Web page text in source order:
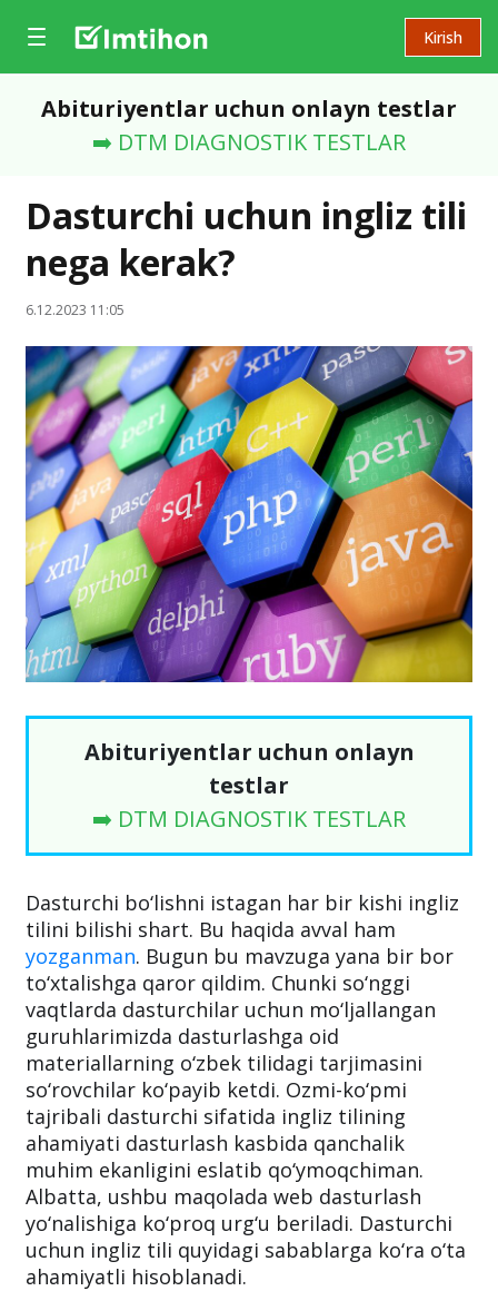
Kirish
Abituriyentlar uchun onlayn testlar
➡️ DTM DIAGNOSTIK TESTLAR
Dasturchi uchun ingliz tili
nega kerak?
6.12.2023 11:05
Abituriyentlar uchun onlayn
testlar
➡️ DTM DIAGNOSTIK TESTLAR
Dasturchi bo‘lishni istagan har bir kishi ingliz
tilini bilishi shart. Bu haqida avval ham
yozganman. Bugun bu mavzuga yana bir bor
to‘xtalishga qaror qildim. Chunki so‘nggi
vaqtlarda dasturchilar uchun mo‘ljallangan
guruhlarimizda dasturlashga oid
materiallarning o‘zbek tilidagi tarjimasini
so‘rovchilar ko‘payib ketdi. Ozmi-ko‘pmi
tajribali dasturchi sifatida ingliz tilining
ahamiyati dasturlash kasbida qanchalik
muhim ekanligini eslatib qo‘ymoqchiman.
Albatta, ushbu maqolada web dasturlash
yo‘nalishiga ko‘proq urg‘u beriladi. Dasturchi
uchun ingliz tili quyidagi sabablarga ko‘ra o‘ta
ahamiyatli hisoblanadi.